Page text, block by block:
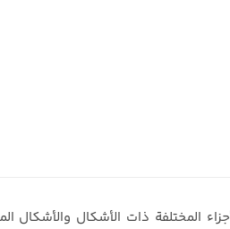
المختلفة ذات الأشكال والأشكال